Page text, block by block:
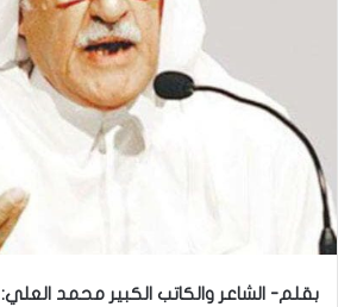
بقلم- الشاعر والكاتب الكبير محمد العلي: